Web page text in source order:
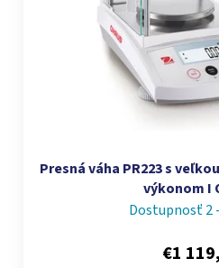
Presná váha PR223 s
výkonom I
Dostupnosť 2
€1